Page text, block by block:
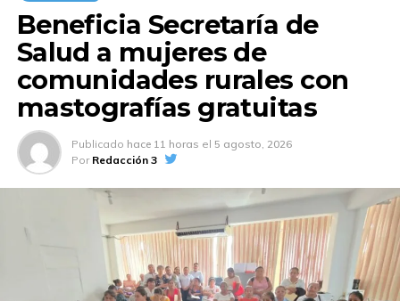
Beneficia Secretaría de
Salud a mujeres de
comunidades rurales con
mastografías gratuitas
Publicado hace 11 horas el 5 agosto, 2026
Por Redacción 3